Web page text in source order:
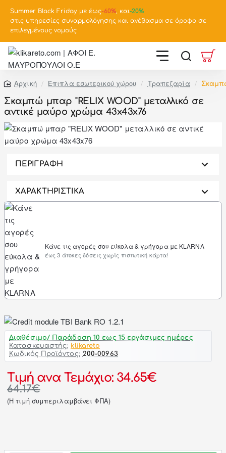
Summer Black Friday με έως-60%, και-20%
στις υπηρεσίες συναρμολόγησης και ανέβασμα σε όροφο σε
επιλεγμένους νομούς
home
Έπιπλα εσωτερικού χώρου Τραπεζαρία
Σκαμπώ μπαρ "RELIX WOOD" μεταλλικό σε
αντικέ μαύρο χρώμα 43x43x76
ΠΕΡΙΓΡΑΦΗ
ΧΑΡΑΚΤΗΡΙΣΤΙΚΑ
Κάνε τις αγορές σου εύκολα & γρήγορα με KLARNA
έως 3 άτοκες δόσεις χωρίς πιστωτική κάρτα!
Διαθέσιμο/ Παράδοση 10 εως 15 εργάσιμες ημέρες
Κατασκευαστής: klikareto
Κωδικός Προϊόντος: 200-00963
Τιμή ανα Τεμάχιο: 34.65€
64.17€
(H τιμή συμπεριλαμβάνει ΦΠΑ)